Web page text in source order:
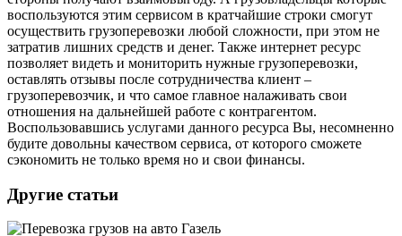
воспользуются этим сервисом в кратчайшие строки смогут
осуществить грузоперевозки любой сложности, при этом не
затратив лишних средств и денег. Также интернет ресурс
позволяет видеть и мониторить нужные грузоперевозки,
оставлять отзывы после сотрудничества клиент –
грузоперевозчик, и что самое главное налаживать свои
отношения на дальнейшей работе с контрагентом.
Воспользовавшись услугами данного ресурса Вы, несомненно
будите довольны качеством сервиса, от которого сможете
сэкономить не только время но и свои финансы.
Другие статьи